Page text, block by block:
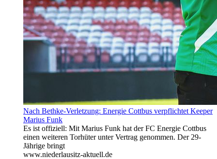
Nach Bethke-Verletzung: Energie Cottbus verpflichtet Keeper
Marius Funk
Es ist offiziell: Mit Marius Funk hat der FC Energie Cottbus
einen weiteren Torhüter unter Vertrag genommen. Der 29-
Jährige bringt
www.niederlausitz-aktuell.de